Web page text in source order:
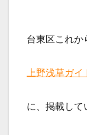
台東区これか
上野浅草ガイ
に、掲載して